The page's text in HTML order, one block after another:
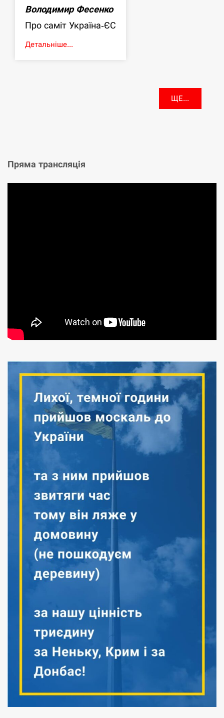
Володимир Фесенко
Про саміт Україна-ЄС
Детальніше...
ЩЕ...
Пряма трансляція